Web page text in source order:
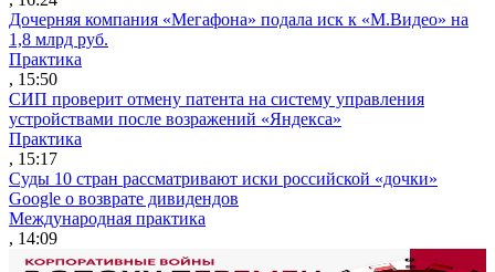
Дочерняя компания «Мегафона» подала иск к «М.Видео» на
1,8 млрд руб.
Практика
, 15:50
СИП проверит отмену патента на систему управления
устройствами после возражений «Яндекса»
Практика
, 15:17
Суды 10 стран рассматривают иски российской «дочки»
Google о возврате дивидендов
Международная практика
, 14:09